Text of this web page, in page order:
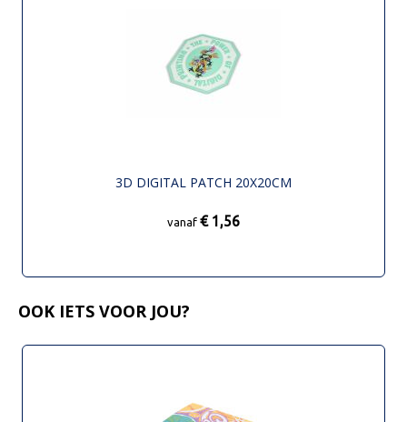
3D DIGITAL PATCH 20X20CM
vanaf € 1,56
OOK IETS VOOR JOU?